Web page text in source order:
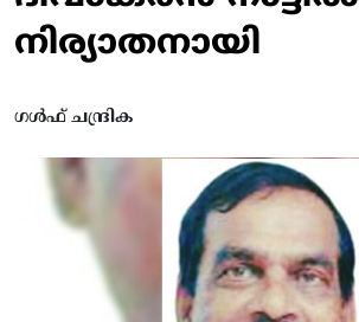
നിര്യാതനായി
ഗൾഫ് ചന്ദ്രിക